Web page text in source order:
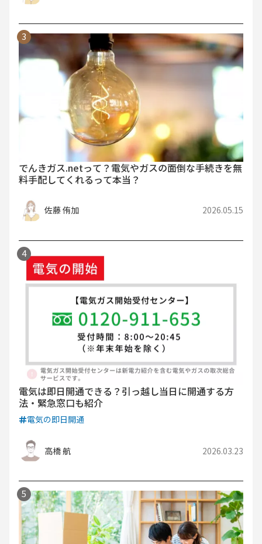
でんきガス.netって？電気やガスの面倒な手続きを無
料手配してくれるって本当？
佐藤 侑加 2026.05.15
電気は即日開通できる？引っ越し当日に開通する方
法・緊急窓口も紹介
電気の即日開通
高橋 航 2026.03.23